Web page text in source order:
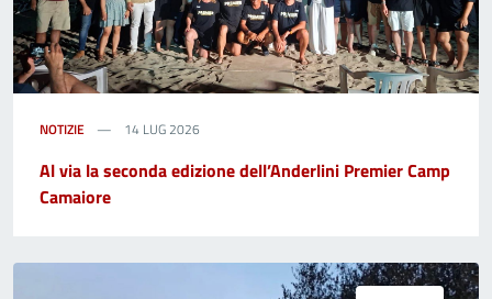
NOTIZIE 14 LUG 2026
Al via la seconda edizione dell’Anderlini Premier Camp
Camaiore